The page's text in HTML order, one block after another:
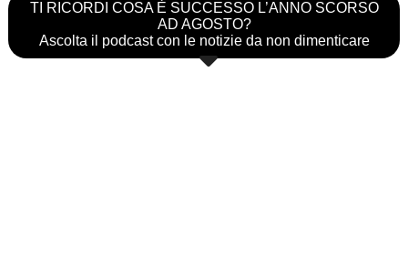
TI RICORDI COSA È SUCCESSO L’ANNO SCORSO
AD AGOSTO?
Ascolta il podcast con le notizie da non dimenticare